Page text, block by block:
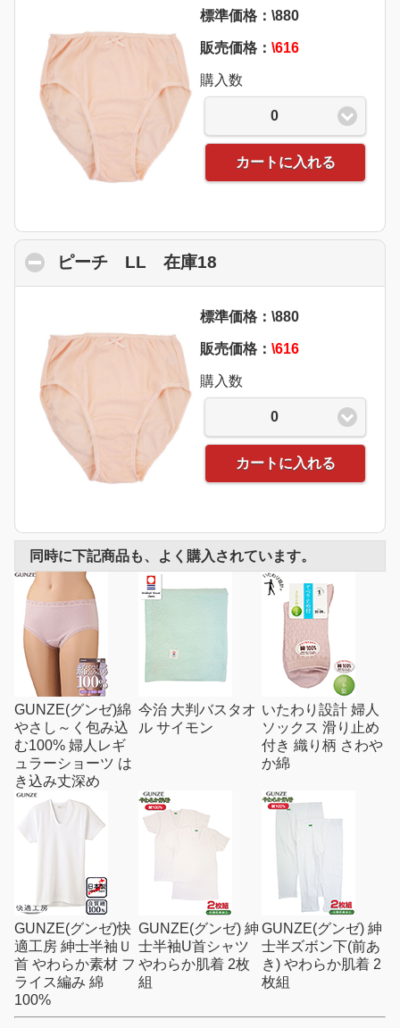
標準価格：\880
販売価格： \616
購入数
0
カートに入れる
ピーチ LL 在庫18
標準価格：\880
販売価格： \616
購入数
0
カートに入れる
同時に下記商品も、よく購入されています。
GUNZE(グンゼ)綿
やさし～く包み込
む100% 婦人レギ
ュラーショーツ は
き込み丈深め
今治 大判バスタオ
ル サイモン
いたわり設計 婦人
ソックス 滑り止め
付き 織り柄 さわや
か綿
GUNZE(グンゼ)快
適工房 紳士半袖Ｕ
首 やわらか素材 フ
ライス編み 綿
100%
GUNZE(グンゼ) 紳
士半袖U首シャツ
やわらか肌着 2枚
組
GUNZE(グンゼ) 紳
士半ズボン下(前あ
き) やわらか肌着 2
枚組